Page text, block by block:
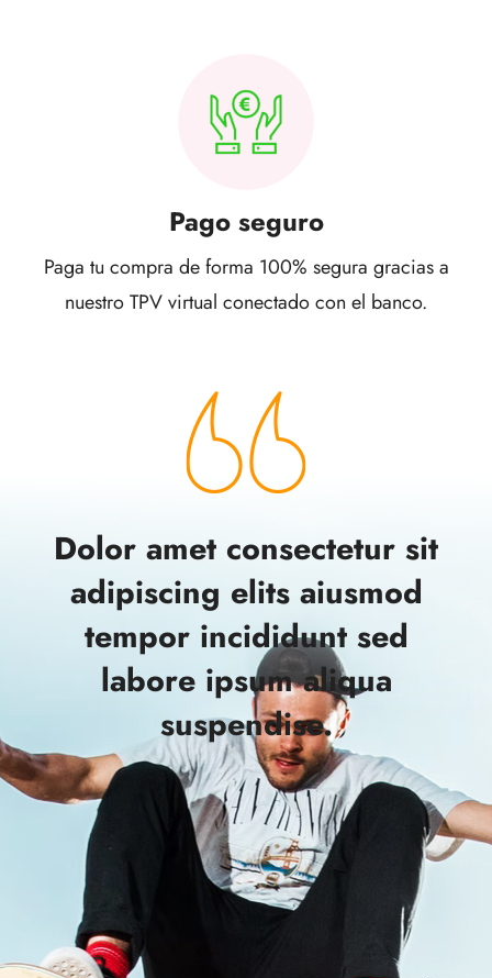
Pago seguro
Paga tu compra de forma 100% segura gracias a
nuestro TPV virtual conectado con el banco.
Dolor amet consectetur sit
adipiscing elits aiusmod
tempor incididunt sed
labore ipsum aliqua
suspendise.